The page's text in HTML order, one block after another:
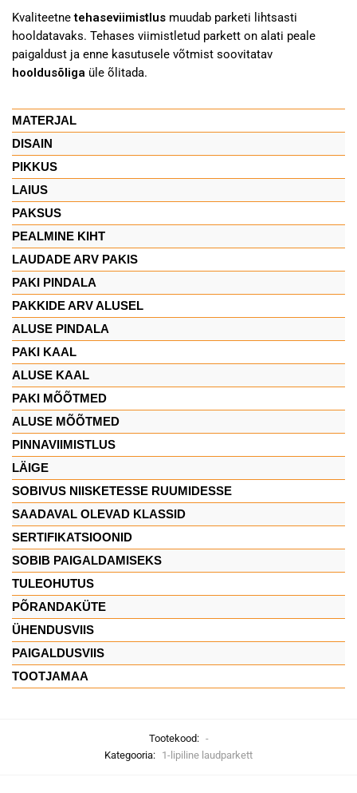
Kvaliteetnetehaseviimistlus muudab parketi lihtsasti
hooldatavaks. Tehases viimistletud parkett on alati peale
paigaldust ja enne kasutusele võtmist soovitatav
hooldusõliga üle õlitada.
MATERJAL
DISAIN
PIKKUS
LAIUS
PAKSUS
PEALMINE KIHT
LAUDADE ARV PAKIS
PAKI PINDALA
PAKKIDE ARV ALUSEL
ALUSE PINDALA
PAKI KAAL
ALUSE KAAL
PAKI MÕÕTMED
ALUSE MÕÕTMED
PINNAVIIMISTLUS
LÄIGE
SOBIVUS NIISKETESSE RUUMIDESSE
SAADAVAL OLEVAD KLASSID
SERTIFIKATSIOONID
SOBIB PAIGALDAMISEKS
TULEOHUTUS
PÕRANDAKÜTE
ÜHENDUSVIIS
PAIGALDUSVIIS
TOOTJAMAA
Tootekood: -
Kategooria: 1-lipiline laudparkett